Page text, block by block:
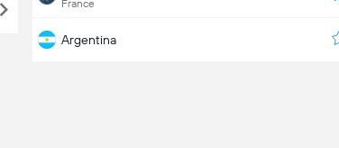
France
Argentina